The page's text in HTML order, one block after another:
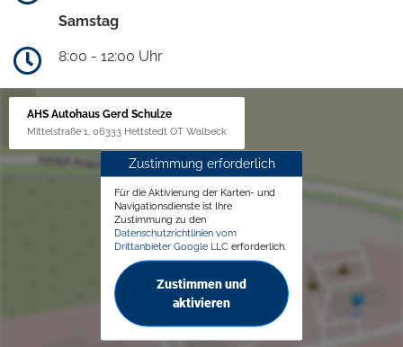
Samstag
8:00 - 12:00 Uhr
AHS Autohaus Gerd Schulze
Mittelstraße 1, 06333 Hettstedt OT Walbeck
Zustimmung erforderlich
Für die Aktivierung der Karten- und
Navigationsdienste ist Ihre
Zustimmung zu den
Datenschutzrichtlinien vom
Drittanbieter Google LLC erforderlich.
Zustimmen und
aktivieren